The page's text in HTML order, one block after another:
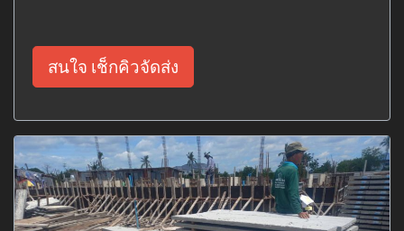
สนใจ เช็กคิวจัดส่ง